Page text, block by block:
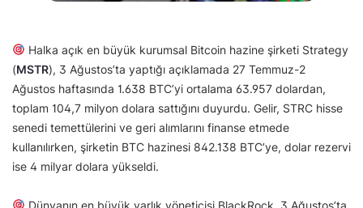
Halka açık en büyük kurumsal Bitcoin hazine şirketi Strategy
(MSTR), 3 Ağustos’ta yaptığı açıklamada 27 Temmuz-2
Ağustos haftasında 1.638 BTC’yi ortalama 63.957 dolardan,
toplam 104,7 milyon dolara sattığını duyurdu. Gelir, STRC hisse
senedi temettülerini ve geri alımlarını finanse etmede
kullanılırken, şirketin BTC hazinesi 842.138 BTC’ye, dolar rezervi
ise 4 milyar dolara yükseldi.
Dünyanın en büyük varlık yöneticisi BlackRock, 3 Ağustos’ta